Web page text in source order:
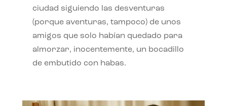
ciudad siguiendo las desventuras
(porque aventuras, tampoco) de unos
amigos que solo habían quedado para
almorzar, inocentemente, un bocadillo
de embutido con habas.